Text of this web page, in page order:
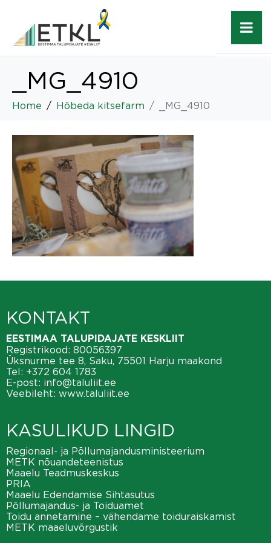
_MG_4910
Home Hõbeda kitsefarm _MG_4910
KONTAKT
EESTIMAA TALUPIDAJATE KESKLIIT
Registrikood: 80056397
Üksnurme tee 8, Saku, 75501 Harju maakond
Tel: +372 604 1783
E-post: info@taluliit.ee
Veebileht: www.taluliit.ee
KASULIKUD LINGID
Regionaal- ja Põllumajandusministeerium
METK nõuandeteenistus
Maaelu Teadmuskeskus
PRIA
Maaelu Edendamise Sihtasutus
Põllumajandus- ja Toiduamet
Toidu annetamine – vähendame toiduraiskamist
METK maaeluvõrgustik